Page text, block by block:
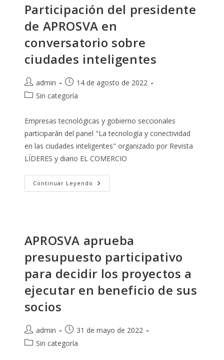
Aprosva
Participación del presidente
de APROSVA en
conversatorio sobre
ciudades inteligentes
Autor
de
admin
Publicación
de
la
14 de agosto de 2022
Categoría
la
entrada:
Sin categoría
Empresas tecnológicas y gobierno seccionales
participarán del panel "La tecnología y conectividad
en las ciudades inteligentes" organizado por Revista
LÍDERES y diario EL COMERCIO
Continuar Leyendo Participación
Del
Ciudades
Inteligentes
APROSVA aprueba
presupuesto participativo
para decidir los proyectos a
ejecutar en beneficio de sus
socios
Autor
de
admin
Publicación
de
la
31 de mayo de 2022
Categoría
Sin categoría